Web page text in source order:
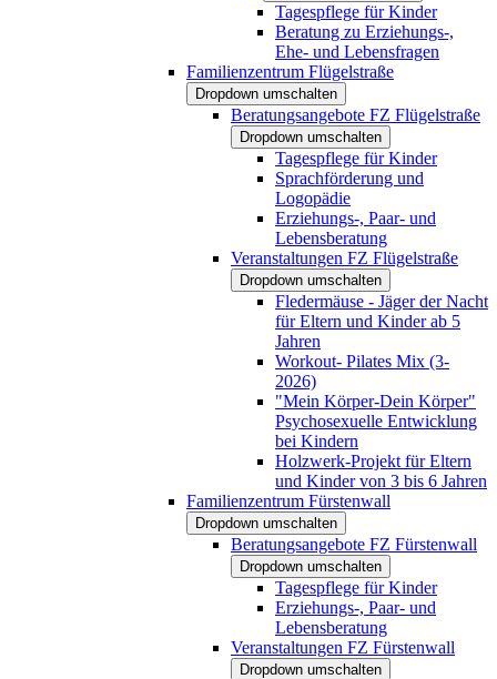
Tagespflege für Kinder
Beratung zu Erziehungs-,
Ehe- und Lebensfragen
Familienzentrum Flügelstraße
Dropdown umschalten
Beratungsangebote FZ Flügelstraße
Dropdown umschalten
Tagespflege für Kinder
Sprachförderung und
Logopädie
Erziehungs-, Paar- und
Lebensberatung
Veranstaltungen FZ Flügelstraße
Dropdown umschalten
Fledermäuse - Jäger der Nacht
für Eltern und Kinder ab 5
Jahren
Workout- Pilates Mix (3-
2026)
"Mein Körper-Dein Körper"
Psychosexuelle Entwicklung
bei Kindern
Holzwerk-Projekt für Eltern
und Kinder von 3 bis 6 Jahren
Familienzentrum Fürstenwall
Dropdown umschalten
Beratungsangebote FZ Fürstenwall
Dropdown umschalten
Tagespflege für Kinder
Erziehungs-, Paar- und
Lebensberatung
Veranstaltungen FZ Fürstenwall
Dropdown umschalten